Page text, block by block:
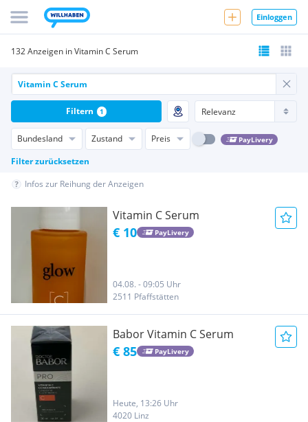
Einloggen
132 Anzeigen in Vitamin C Serum
Bundesland Zustand Preis PayLivery
Filter zurücksetzen
Filtern 1
Infos zur Reihung der Anzeigen
Vitamin C Serum
€ 10 PayLivery
04.08. - 09:05 Uhr
2511 Pfaffstätten
Babor Vitamin C Serum
€ 85 PayLivery
Heute, 13:26 Uhr
4020 Linz